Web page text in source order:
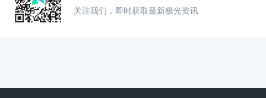
关注我们，即时获取最新极光资讯